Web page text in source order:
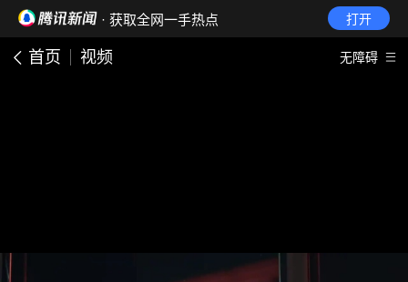
· 获取全网一手热点 打开
首页 视频 无障碍